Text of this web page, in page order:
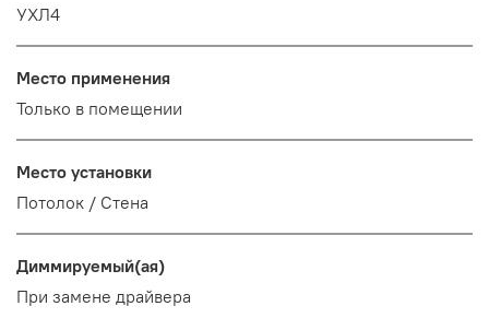
УХЛ4
Место применения
Только в помещении
Место установки
Потолок / Cтена
Диммируемый(ая)
При замене драйвера